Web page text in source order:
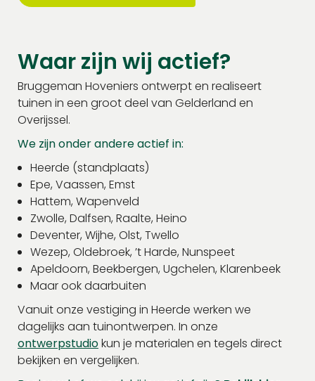
Waar zijn wij actief?
Bruggeman Hoveniers ontwerpt en realiseert
tuinen in een groot deel van Gelderland en
Overijssel.
We zijn onder andere actief in:
Heerde (standplaats)
Epe, Vaassen, Emst
Hattem, Wapenveld
Zwolle, Dalfsen, Raalte, Heino
Deventer, Wijhe, Olst, Twello
Wezep, Oldebroek, ’t Harde, Nunspeet
Apeldoorn, Beekbergen, Ugchelen, Klarenbeek
Maar ook daarbuiten
Vanuit onze vestiging in Heerde werken we
dagelijks aan tuinontwerpen. In onze
ontwerpstudiokun je materialen en tegels direct
bekijken en vergelijken.